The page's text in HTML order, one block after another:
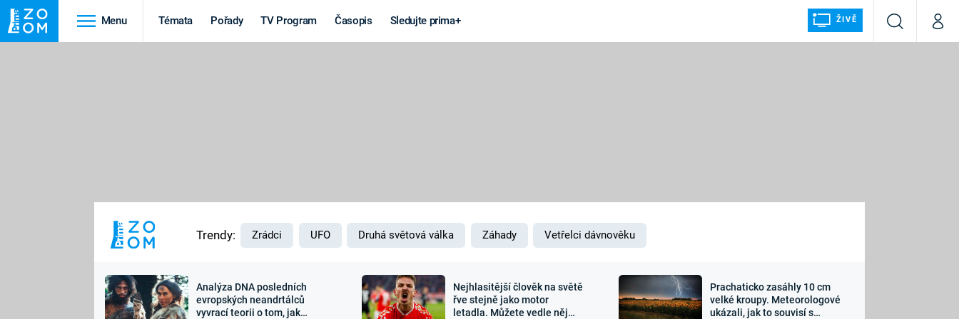
Menu Témata Pořady TV Program Časopis Sledujte prima+ ŽIVĚ
VyhledáváníMůj
MARS
Výročí
Záhady a
Zajímavosti Sledujte nás
Trendy: Zrádci UFO Druhá světová válka Záhady Vetřelci dávnověku
Analýza DNA posledních
evropských neandrtálců
vyvrací teorii o tom, jak
Nejhlasitější člověk na světě
řve stejně jako motor
letadla. Můžete vedle něj
Prachaticko zasáhly 10 cm
velké kroupy. Meteorologové
ukázali, jak to souvisí s